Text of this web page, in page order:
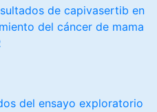
de capivasertib en
del cáncer de mama
del ensayo exploratorio